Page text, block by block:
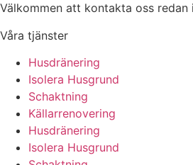
Välkommen att kontakta oss redan
Våra tjänster
Husdränering
Isolera Husgrund
Schaktning
Källarrenovering
Husdränering
Isolera Husgrund